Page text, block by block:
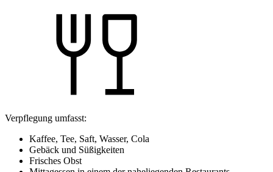
Verpflegung umfasst:
Kaffee, Tee, Saft, Wasser, Cola
Gebäck und Süßigkeiten
Frisches Obst